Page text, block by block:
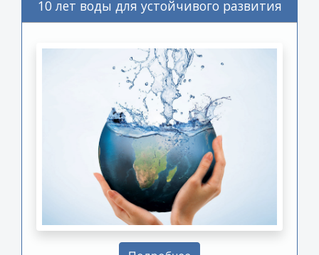
10 лет воды для устойчивого развития